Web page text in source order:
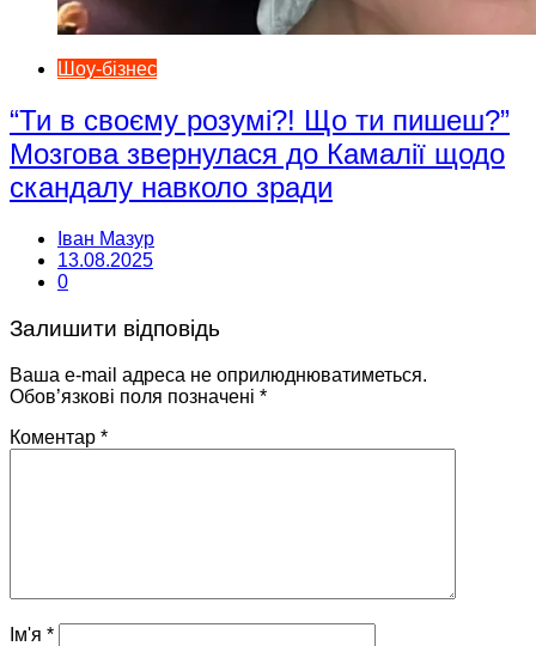
Шоу-бізнес
“Ти в своєму розумі?! Що ти пишеш?”
Мозгова звернулася до Камалії щодо
скандалу навколо зради
Іван Мазур
13.08.2025
0
Залишити відповідь
Ваша e-mail адреса не оприлюднюватиметься.
Обов’язкові поля позначені *
Коментар *
Ім'я *